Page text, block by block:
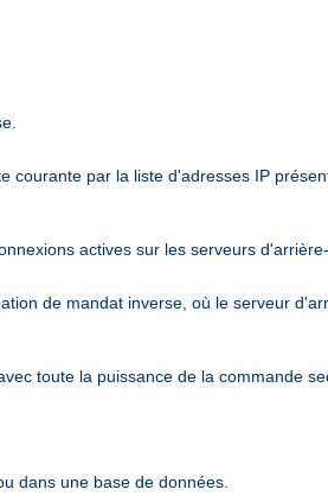
courante par la liste d'adresses IP
actives sur les serveurs
de mandat inverse, où le serveur
toute la puissance de la commande
dans une base de données.